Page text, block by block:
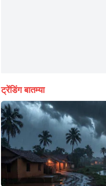
ट्रेंडिंग बातम्या